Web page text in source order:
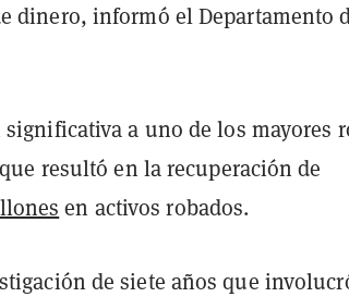
dinero, informó el Departamento
a uno de los mayores
resultó en la recuperación de
en activos robados.
de siete años que